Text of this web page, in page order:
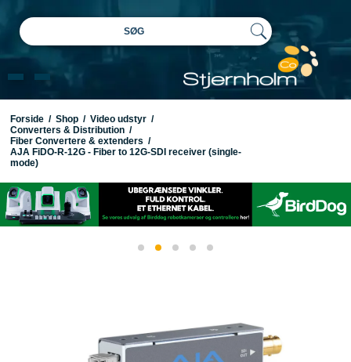
SØG
Forside / Shop / Video udstyr /
Converters & Distribution /
Fiber Convertere & extenders /
AJA FiDO-R-12G - Fiber to 12G-SDI receiver (single-
mode)